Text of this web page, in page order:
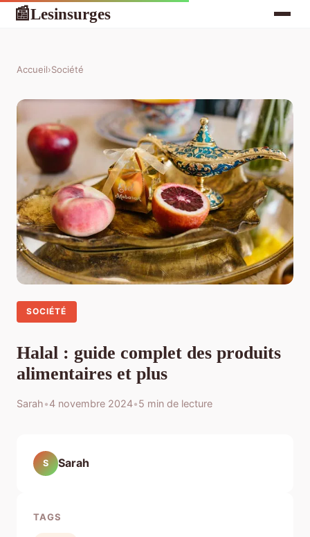
📰Lesinsurges
Accueil›Société
SOCIÉTÉ
Halal : guide complet des produits
alimentaires et plus
Sarah•4 novembre 2024•5 min de lecture
S Sarah
TAGS